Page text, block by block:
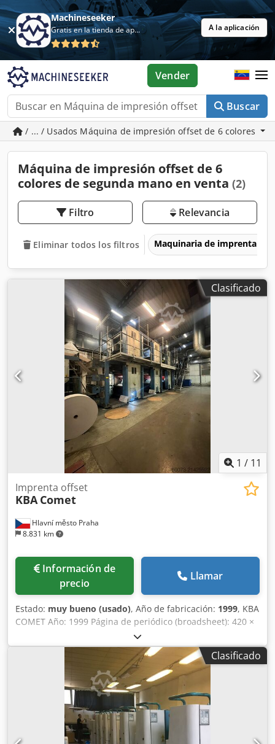
Machineseeker
Gratis en la tienda de aplicaciones A la aplicación
Buscar
Vender
/ ... / Usados Máquina de impresión offset de 6 colores
Máquina de impresión offset de 6
colores de segunda mano en venta (2)
Filtro Relevancia
Eliminar todos los filtros Maquinaria de imprenta y
Clasificado
1 / 11
Hlavní město Praha
8.831 km
Imprenta offset
KBA Comet
Información de
precio
Llamar
Estado: muy bueno (usado), Año de fabricación: 1999, KBA
COMET Año: 1999 Página de periódico (broadsheet): 420 ×
578 mm Página de revista (tabloide): 289 × 420 mm
Formato de maquetación de página de periódico: 395 ×
553 mm Velocidad máxima: 30.000 rev./cilindro/h Longitud
de corte: 578 mm Circunferencia del cilindro: 1.156 mm
Ancho de banda de papel (estándar): 840 mm / 420 mm
Ancho máximo de banda: 840 mm Ancho mínimo de
banda: 685 mm Velocidad de banda de papel: 9,63 m/s
Chodpfjyq N Ecjx Apvoa 6 unidades de impresión
Eficiencia: 64 páginas por ciclo Depósito de tinta
Clasificado